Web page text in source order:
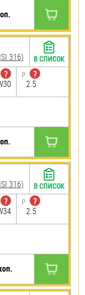
316)
?
P
?
2.5
В СПИСОК
316)
?
P
?
2.5
В СПИСОК